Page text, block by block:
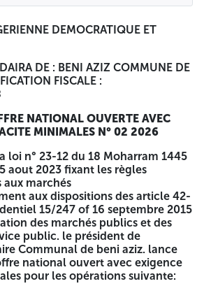
titre de Lot » NB: le participant peut
lots (Répartition des lots selon
dossier de candidature : doit
suivantes : 1- Une déclaration de
cachetée et daté. 2-
remplie signée, cachetée et daté. 3-
(pour les sociétés). 4- Copie
5- Copie du registre de
6- Tout document permettant
certificat de qualification et de
travaux public activité principal
et bâtiment activité principal
-Capacités financières: moyens
les bilans indiqués par les services
bancaires de trois années (2022-
plus de dix million DA (10 000 000,00
: moyens matériels (liste matériels
avec attestation d'assurance en
cas de location de matériel elle doit
DEMOCRATIQUE ET
DE : BENI AZIZ COMMUNE DE
FISCALE :
NATIONAL OUVERTE AVEC
MINIMALES N° 02 2026
loi n° 23-12 du 18 Moharram 1445
aout 2023 fixant les règles
aux marchés
aux dispositions des article 42-
15/247 of 16 septembre 2015
des marchés publics et des
public. le président de
Communal de beni aziz. lance
national ouvert avec exigence
pour les opérations suivante: